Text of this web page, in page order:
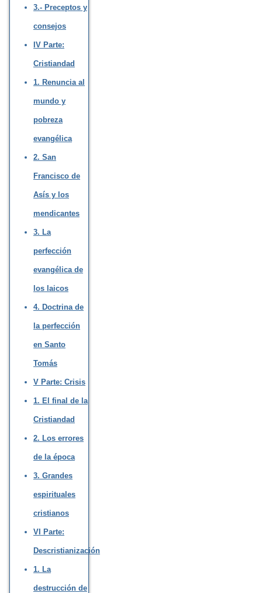
3.- Preceptos y
consejos
IV Parte:
Cristiandad
1. Renuncia al
mundo y
pobreza
evangélica
2. San
Francisco de
Asís y los
mendicantes
3. La
perfección
evangélica de
los laicos
4. Doctrina de
la perfección
en Santo
Tomás
V Parte: Crisis
1. El final de la
Cristiandad
2. Los errores
de la época
3. Grandes
espirituales
cristianos
VI Parte:
Descristianización
1. La
destrucción de